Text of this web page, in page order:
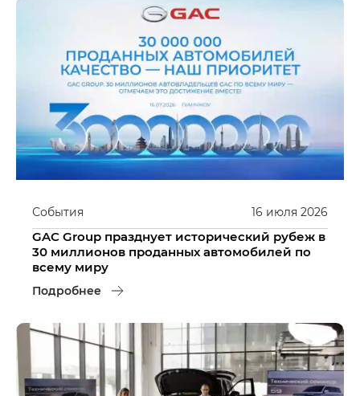
16 июля 2026
События
GAC Group празднует исторический рубеж в
30 миллионов проданных автомобилей по
всему миру
Подробнее